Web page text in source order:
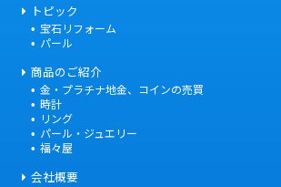
トピック
宝石リフォーム
パール
商品のご紹介
金・プラチナ地金、コインの売買
時計
リング
パール・ジュエリー
福々屋
会社概要